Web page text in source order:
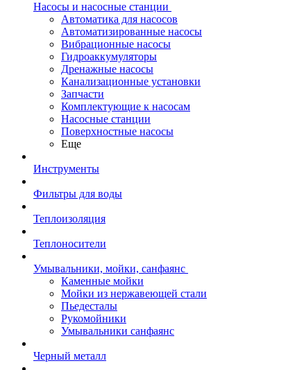
Насосы и насосные станции
Автоматика для насосов
Автоматизированные насосы
Вибрационные насосы
Гидроаккумуляторы
Дренажные насосы
Канализационные установки
Запчасти
Комплектующие к насосам
Насосные станции
Поверхностные насосы
Еще
Инструменты
Фильтры для воды
Теплоизоляция
Теплоносители
Умывальники, мойки, санфаянс
Каменные мойки
Мойки из нержавеющей стали
Пьедесталы
Рукомойники
Умывальники санфаянс
Черный металл